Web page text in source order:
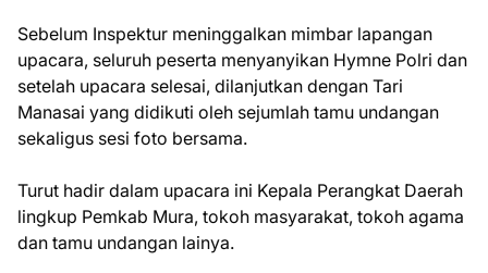
Sebelum Inspektur meninggalkan mimbar lapangan
upacara, seluruh peserta menyanyikan Hymne Polri dan
setelah upacara selesai, dilanjutkan dengan Tari
Manasai yang didikuti oleh sejumlah tamu undangan
sekaligus sesi foto bersama.
Turut hadir dalam upacara ini Kepala Perangkat Daerah
lingkup Pemkab Mura, tokoh masyarakat, tokoh agama
dan tamu undangan lainya.